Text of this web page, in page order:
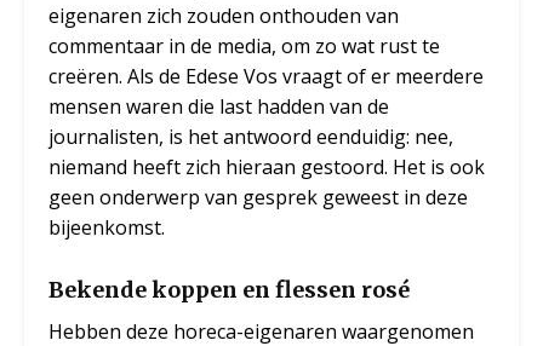
eigenaren zich zouden onthouden van
commentaar in de media, om zo wat rust te
creëren. Als de Edese Vos vraagt of er meerdere
mensen waren die last hadden van de
journalisten, is het antwoord eenduidig: nee,
niemand heeft zich hieraan gestoord. Het is ook
geen onderwerp van gesprek geweest in deze
bijeenkomst.
Bekende koppen en flessen rosé
Hebben deze horeca-eigenaren waargenomen